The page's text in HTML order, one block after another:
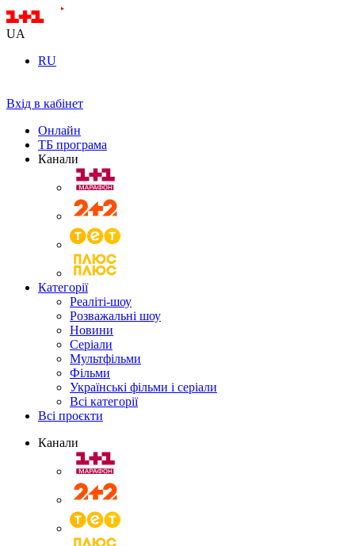
UA
RU
Вхід в кабінет
Онлайн
ТБ програма
Канали
Категорії
Реаліті-шоу
Розважальні шоу
Новини
Серіали
Мультфільми
Фільми
Українські фільми і серіали
Всі категорії
Всі проєкти
Канали